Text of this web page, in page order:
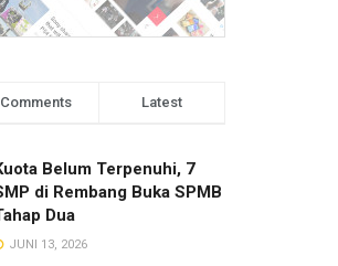
Comments Latest
Belum Terpenuhi, 7
di Rembang Buka SPMB
Dua
JUNI 13, 2026